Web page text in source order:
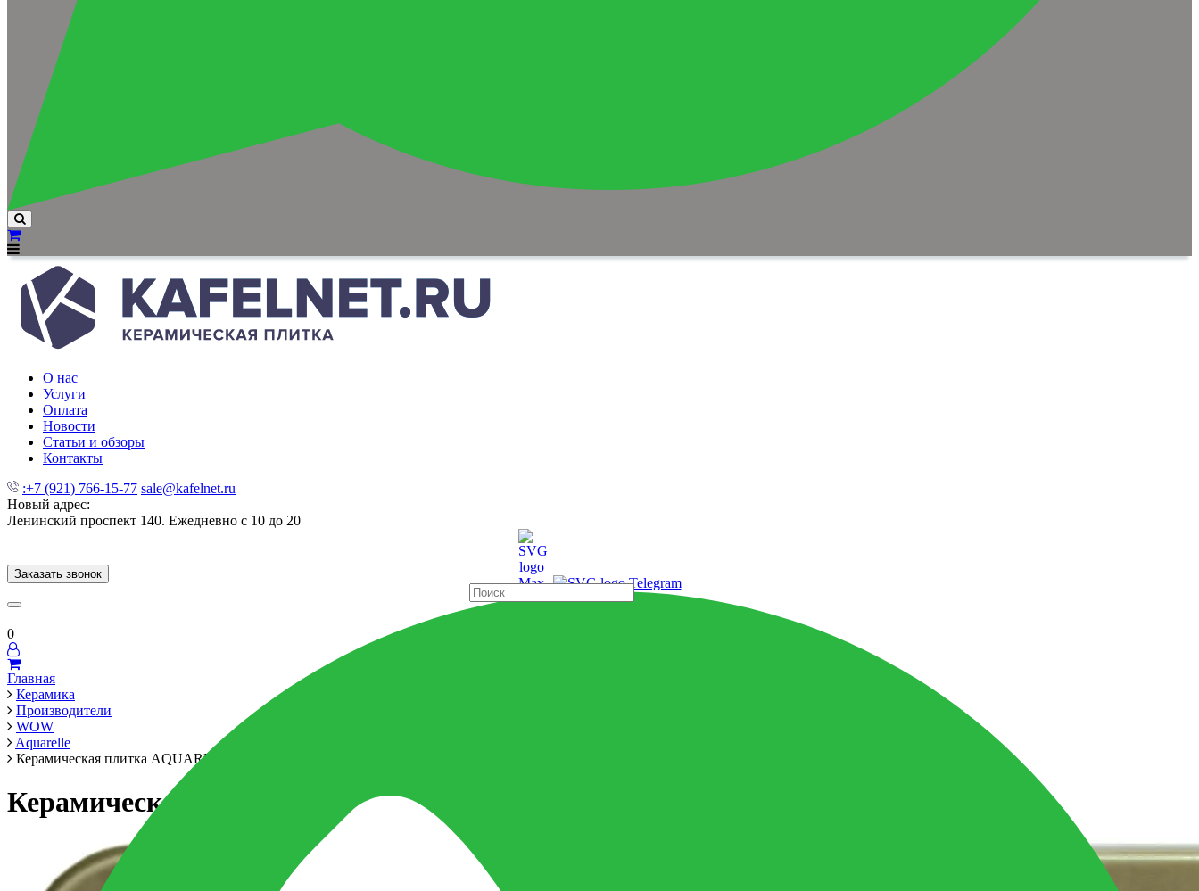
О нас
Услуги
Оплата
Новости
Статьи и обзоры
Контакты
:+7 (921) 766-15-77 sale@kafelnet.ru
Новый адрес:
Ленинский проспект 140. Ежедневно с 10 до 20
Заказать звонок
0
Главная
Керамика
Производители
WOW
Aquarelle
Керамическая плитка AQUARELLE O OLIVE 7,5x30 см
Керамическая плитка AQUARELLE O OLIVE 7,5x30 см